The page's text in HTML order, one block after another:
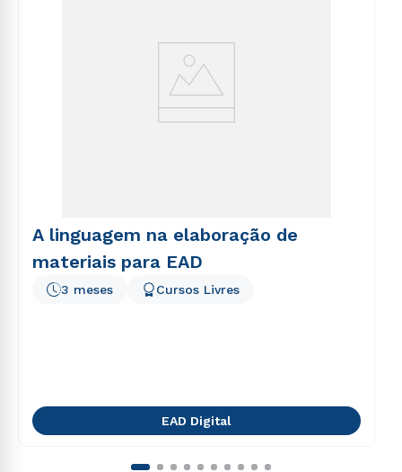
A linguagem na elaboração de
materiais para EAD
3 meses Cursos Livres
EAD Digital